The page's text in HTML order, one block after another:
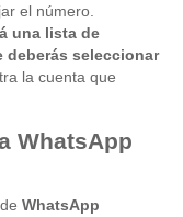
el número.
una lista de
deberás seleccionar
la cuenta que
WhatsApp
WhatsApp